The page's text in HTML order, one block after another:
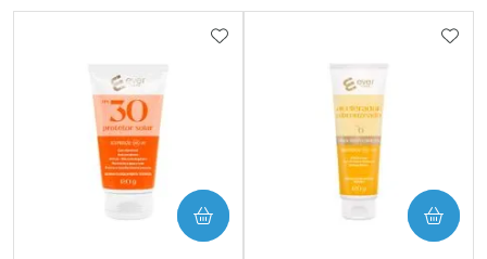
ADICIONAR AOS FAVORITOS
COMPRAR COMPRAR